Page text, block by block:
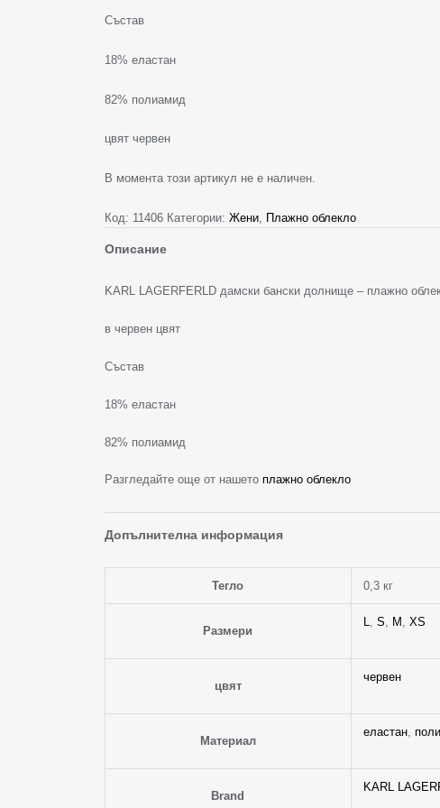
Състав
18% еластан
82% полиамид
цвят червен
В момента този артикул не е наличен.
Код: 11406 Категории: Жени, Плажно облекло
Описание
KARL LAGERFERLD дамски бански долнище – плажно
в червен цвят
Състав
18% еластан
82% полиамид
Разгледайте още от нашето плажно облекло
Допълнителна информация
Тегло 0,3 кг
Размери
S M XS
цвят
червен
Материал
еластан,
Brand
KARL